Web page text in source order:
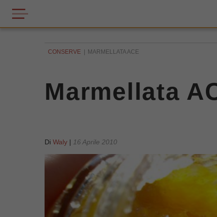
CONSERVE MARMELLATA ACE
Marmellata
Di Waly | 16 Aprile 2010